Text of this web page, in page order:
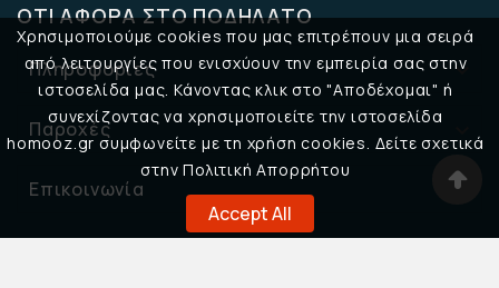
Χρησιμοποιούμε cookies που μας επιτρέπουν μια σειρά
από λειτουργίες που ενισχύουν την εμπειρία σας στην
ιστοσελίδα μας. Κάνοντας κλικ στο "Αποδέχομαι" ή
συνεχίζοντας να χρησιμοποιείτε την ιστοσελίδα
homooz.gr συμφωνείτε με τη χρήση cookies. Δείτε σχετικά
στην Πολιτική Απορρήτου
Accept All
ΌΤΙ ΑΦΟΡΆ ΣΤΟ ΠΟΔΉΛΑΤΟ
Πληροφορίες 
Παροχές
Επικοινωνία 